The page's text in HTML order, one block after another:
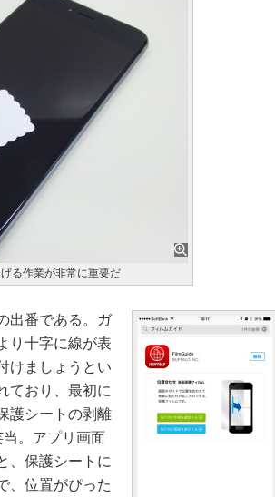
る作業が非常に重要だ
出番である。ガ
り十字に線が表
けましょうとい
ており、最初に
護シートの剥離
。アプリ画面
、保護シートに
、位置がぴった